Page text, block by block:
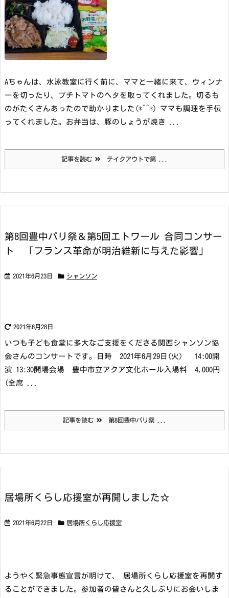
Aちゃんは、水泳教室に行く前に、ママと一緒に来て、ウィンナ
ーを切ったり、プチトマトのヘタを取ってくれました。切るも
のがたくさんあったので助かりました(*^^*) ママも調理を手伝
ってくれました。 お弁当は、豚のしょうが焼き ...
記事を読む テイクアウトで第 ...
第8回豊中パリ祭＆第5回エトワール 合同コンサー
ト 「フランス革命が明治維新に与えた影響」
2021年6月23日 シャンソン
2021年6月28日
いつも子ども食堂に多大なご支援をくださる関西シャンソン協
会さんのコンサートです。
日時 2021年6月29日(火） 14:00開
演 13:30開場会場 豊中市立アクア文化ホール 入場料 4,000円
(全席 ...
記事を読む 第8回豊中パリ祭 ...
居場所くらし応援室が再開しました☆
2021年6月22日 居場所くらし応援室
ようやく緊急事態宣言が明けて、 居場所くらし応援室を再開す
ることができました。参加者の皆さんと久しぶりにお会いしま